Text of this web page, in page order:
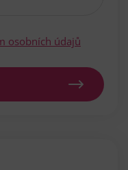
osobních údajů